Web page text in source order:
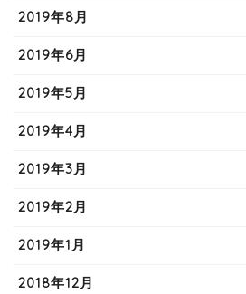
2019年8月
2019年6月
2019年5月
2019年4月
2019年3月
2019年2月
2019年1月
2018年12月